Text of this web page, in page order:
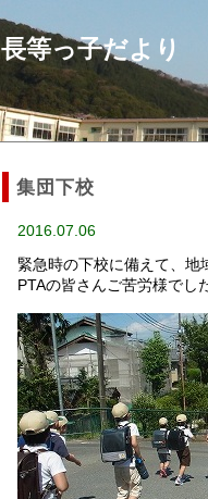
長等っ子だより
集団下校
2016.07.06
緊急時の下校に備えて、地
PTAの皆さんご苦労様でし